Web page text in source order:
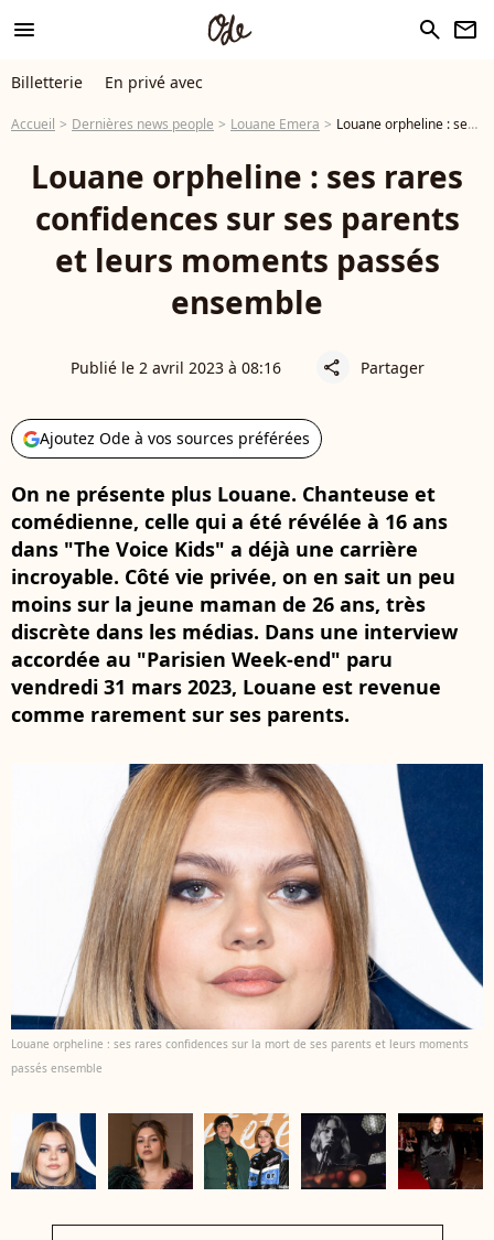
menu search newsletter
Billetterie En privé avec
Accueil Dernières news people Louane Emera Louane orpheline : ses rares confidences sur ses parents et leurs moments passés ensemble
Louane orpheline : ses rares
confidences sur ses parents
et leurs moments passés
ensemble
Publié le 2 avril 2023 à 08:16 share Partager
Ajoutez Ode à vos sources préférées
On ne présente plus Louane. Chanteuse et
comédienne, celle qui a été révélée à 16 ans
dans "The Voice Kids" a déjà une carrière
incroyable. Côté vie privée, on en sait un peu
moins sur la jeune maman de 26 ans, très
discrète dans les médias. Dans une interview
accordée au "Parisien Week-end" paru
vendredi 31 mars 2023, Louane est revenue
comme rarement sur ses parents.
Louane orpheline : ses rares confidences sur la mort de ses parents et leurs moments
passés ensemble